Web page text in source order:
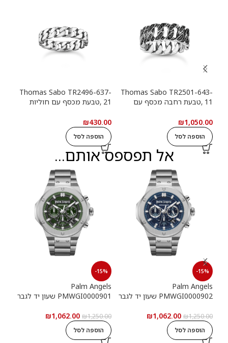
Thomas Sabo TR2501-643-
11 ,טבעת רחבה מכסף עם
₪1,050.00
הוספה לסל
Thomas Sabo TR2496-637-
21 ,טבעת מכסף עם חוליות
₪430.00
הוספה לסל
אל תפספס אותם...
-15%
Palm Angels
PMWGI0000902 שעון יד לגבר
₪1,250.00
₪1,062.00
הוספה לסל
-15%
Palm Angels
PMWGI0000901 שעון יד לגבר
₪1,250.00
₪1,062.00
הוספה לסל